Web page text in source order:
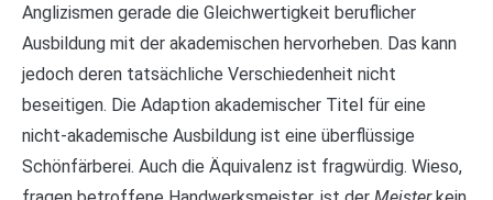
Anglizismen gerade die Gleichwertigkeit beruflicher
Ausbildung mit der akademischen hervorheben. Das kann
jedoch deren tatsächliche Verschiedenheit nicht
beseitigen. Die Adaption akademischer Titel für eine
nicht-akademische Ausbildung ist eine überflüssige
Schönfärberei. Auch die Äquivalenz ist fragwürdig. Wieso,